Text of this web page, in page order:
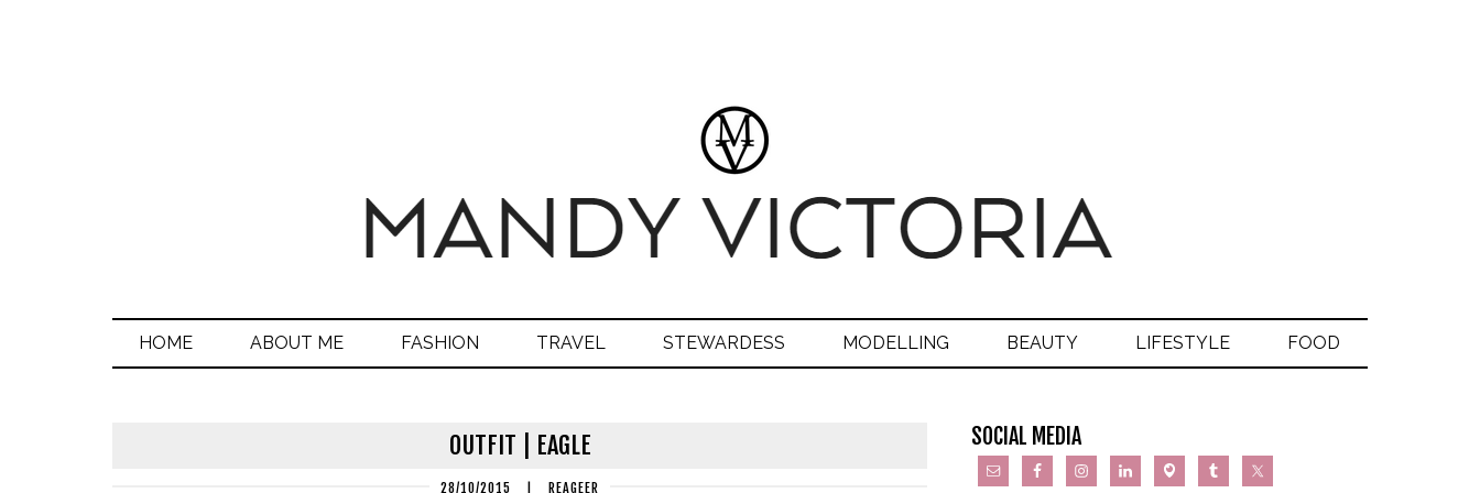
HOME ABOUT ME FASHION TRAVEL STEWARDESS MODELLING BEAUTY LIFESTYLE FOOD
OUTFIT | EAGLE
28/10/2015 REAGEER
SOCIAL MEDIA